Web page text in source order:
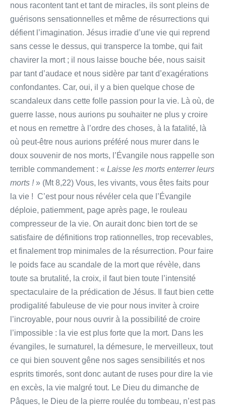
nous racontent tant et tant de miracles, ils sont pleins de
guérisons sensationnelles et même de résurrections qui
défient l’imagination. Jésus irradie d’une vie qui reprend
sans cesse le dessus, qui transperce la tombe, qui fait
chavirer la mort ; il nous laisse bouche bée, nous saisit
par tant d’audace et nous sidère par tant d’exagérations
confondantes. Car, oui, il y a bien quelque chose de
scandaleux dans cette folle passion pour la vie. Là où, de
guerre lasse, nous aurions pu souhaiter ne plus y croire
et nous en remettre à l’ordre des choses, à la fatalité, là
où peut-être nous aurions préféré nous murer dans le
doux souvenir de nos morts, l’Évangile nous rappelle son
terrible commandement : « Laisse les morts enterrer leurs
morts !» (Mt 8,22) Vous, les vivants, vous êtes faits pour
la vie ! C’est pour nous révéler cela que l’Évangile
déploie, patiemment, page après page, le rouleau
compresseur de la vie. On aurait donc bien tort de se
satisfaire de définitions trop rationnelles, trop recevables,
et finalement trop minimales de la résurrection. Pour faire
le poids face au scandale de la mort que révèle, dans
toute sa brutalité, la croix, il faut bien toute l’intensité
spectaculaire de la prédication de Jésus. Il faut bien cette
prodigalité fabuleuse de vie pour nous inviter à croire
l’incroyable, pour nous ouvrir à la possibilité de croire
l’impossible : la vie est plus forte que la mort. Dans les
évangiles, le surnaturel, la démesure, le merveilleux, tout
ce qui bien souvent gêne nos sages sensibilités et nos
esprits timorés, sont donc autant de ruses pour dire la vie
en excès, la vie malgré tout. Le Dieu du dimanche de
Pâques, le Dieu de la pierre roulée du tombeau, n’est pas